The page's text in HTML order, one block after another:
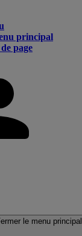
principal
page
le menu principal